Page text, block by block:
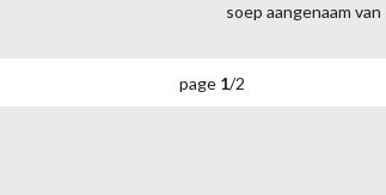
soep aangenaam
page 1/2